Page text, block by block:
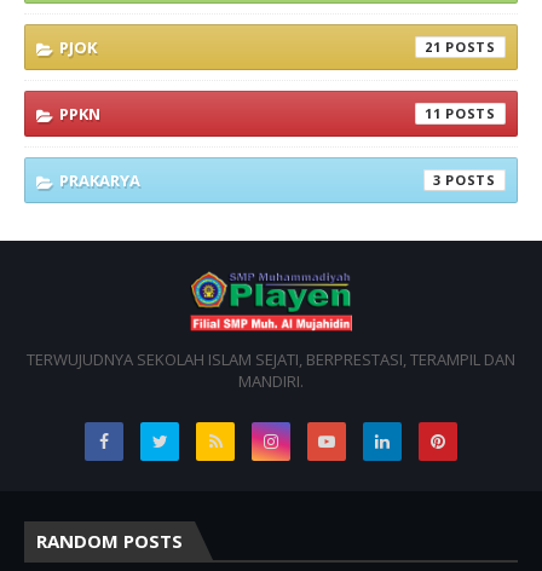
PJOK 21
PPKN 11
PRAKARYA 3
TERWUJUDNYA SEKOLAH ISLAM SEJATI, BERPRESTASI, TERAMPIL DAN
MANDIRI.
RANDOM POSTS